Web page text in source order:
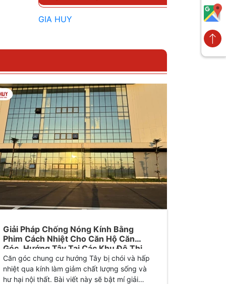
GIA HUY
Giải Pháp Chống Nóng Kính Bằng
Phim Cách Nhiệt Cho Căn Hộ Căn
Góc, Hướng Tây Tại Các Khu Đô Thị
Lớn
Căn góc chung cư hướng Tây bị chói và hấp
nhiệt qua kính làm giảm chất lượng sống và
hư hại nội thất. Bài viết này sẽ bật mí giải